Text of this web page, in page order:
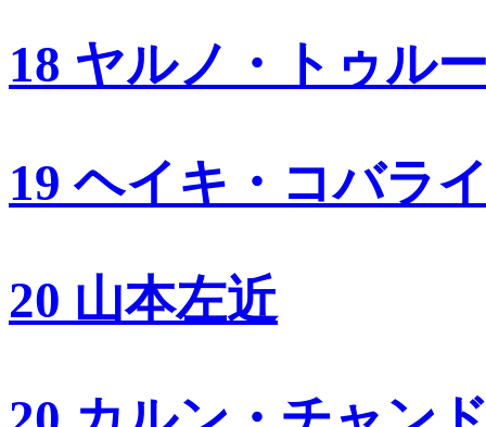
18 ヤルノ・トゥル
19 ヘイキ・コバラ
20 山本左近